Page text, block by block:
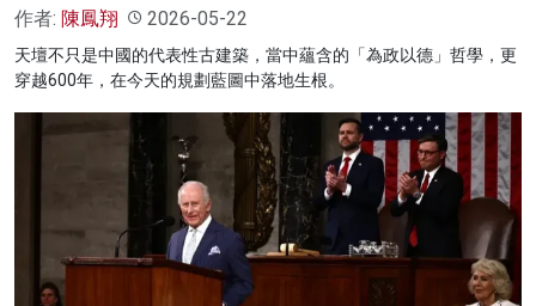
作者: 陳鳳翔 2026-05-22
天壇不只是中國的代表性古建築，當中蘊含的「為政以德」哲學，更
穿越600年，在今天的規劃藍圖中落地生根。